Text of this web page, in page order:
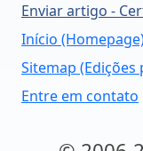
Enviar artigo -
Início
Sitemap (Edições
Entre em contato